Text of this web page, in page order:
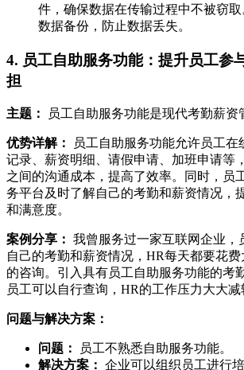
件，确保数据在传输过程中不被窃
数据备份，防止数据丢失。
4. 员工自助服务功能：提升员工参
担
主题： 员工自助服务功能是现代考勤薪资
优势详解：
员工自助服务功能允许员工在
记录、薪资明细、请假申请、加班申请等
之间的沟通成本，提高了效率。同时，员
务平台及时了解自己的考勤和薪资情况，
和满意度。
案例分享： 我曾服务过一家互联网企业，
自己的考勤和薪资情况，HR每天都要花
的咨询。引入具有员工自助服务功能的考
员工可以自行查询，HR的工作压力大大减
问题与解决方案：
问题：
员工不熟悉自助服务功能。
解决方案： 企业可以组织员工进行